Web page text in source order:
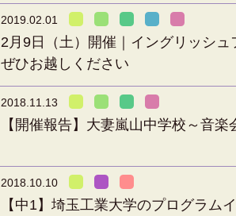
2019.02.01
2月9日（土）開催｜イングリッシュ
ぜひお越しください
2018.11.13
【開催報告】大妻嵐山中学校～音楽
2018.10.10
【中1】埼玉工業大学のプログラム